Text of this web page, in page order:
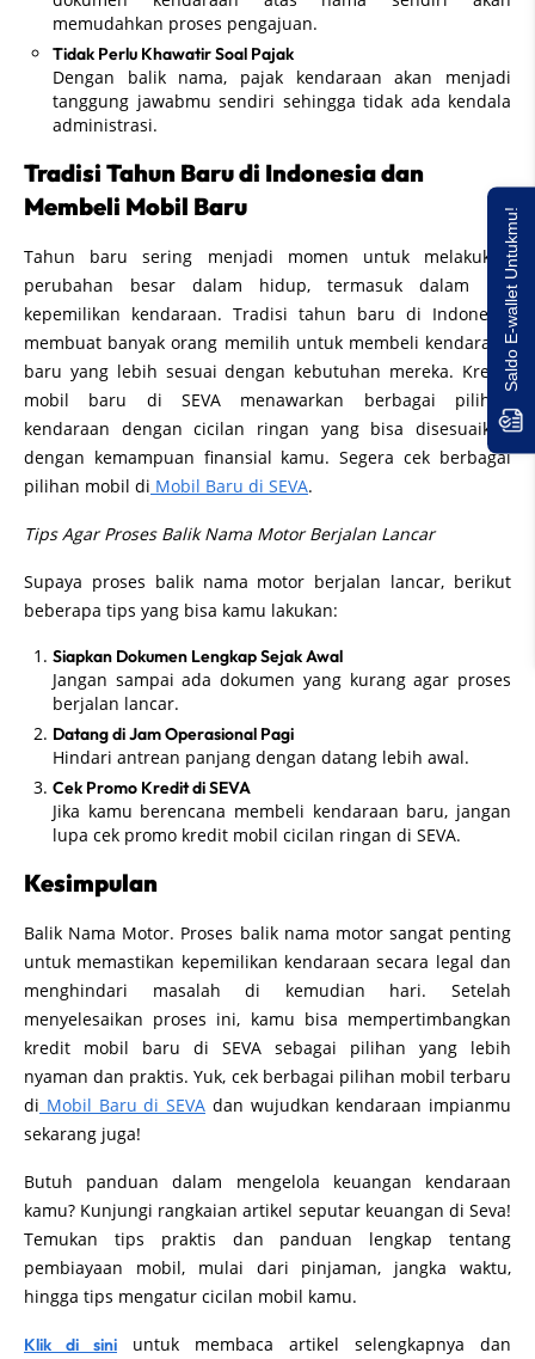
memudahkan proses pengajuan.
Tidak Perlu Khawatir Soal Pajak
Dengan balik nama, pajak kendaraan akan menjadi
tanggung jawabmu sendiri sehingga tidak ada kendala
administrasi.
Tradisi Tahun Baru di Indonesia dan
Membeli Mobil Baru
Tahun baru sering menjadi momen untuk melakukan
perubahan besar dalam hidup, termasuk dalam hal
kepemilikan kendaraan. Tradisi tahun baru di Indonesia
membuat banyak orang memilih untuk membeli kendaraan
baru yang lebih sesuai dengan kebutuhan mereka. Kredit
mobil baru di SEVA menawarkan berbagai pilihan
kendaraan dengan cicilan ringan yang bisa disesuaikan
dengan kemampuan finansial kamu. Segera cek berbagai
pilihan mobil di Mobil Baru di SEVA.
Tips Agar Proses Balik Nama Motor Berjalan Lancar
Supaya proses balik nama motor berjalan lancar, berikut
beberapa tips yang bisa kamu lakukan:
Siapkan Dokumen Lengkap Sejak Awal
Jangan sampai ada dokumen yang kurang agar proses
berjalan lancar.
Datang di Jam Operasional Pagi
Hindari antrean panjang dengan datang lebih awal.
Cek Promo Kredit di SEVA
Jika kamu berencana membeli kendaraan baru, jangan
lupa cek promo kredit mobil cicilan ringan di SEVA.
Kesimpulan
Balik Nama Motor. Proses balik nama motor sangat penting
untuk memastikan kepemilikan kendaraan secara legal dan
menghindari masalah di kemudian hari. Setelah
menyelesaikan proses ini, kamu bisa mempertimbangkan
kredit mobil baru di SEVA sebagai pilihan yang lebih
nyaman dan praktis. Yuk, cek berbagai pilihan mobil terbaru
di Mobil Baru di SEVA dan wujudkan kendaraan impianmu
sekarang juga!
Butuh panduan dalam mengelola keuangan kendaraan
kamu? Kunjungi rangkaian artikel seputar keuangan di Seva!
Temukan tips praktis dan panduan lengkap tentang
pembiayaan mobil, mulai dari pinjaman, jangka waktu,
hingga tips mengatur cicilan mobil kamu.
Klik di sini untuk membaca artikel selengkapnya dan
Saldo E-wallet Untukmu!